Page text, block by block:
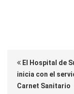
El Hospital de
inicia con el
Carnet Sanitario